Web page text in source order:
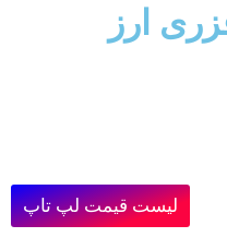
ارز
لیست قیمت لپ تاپ